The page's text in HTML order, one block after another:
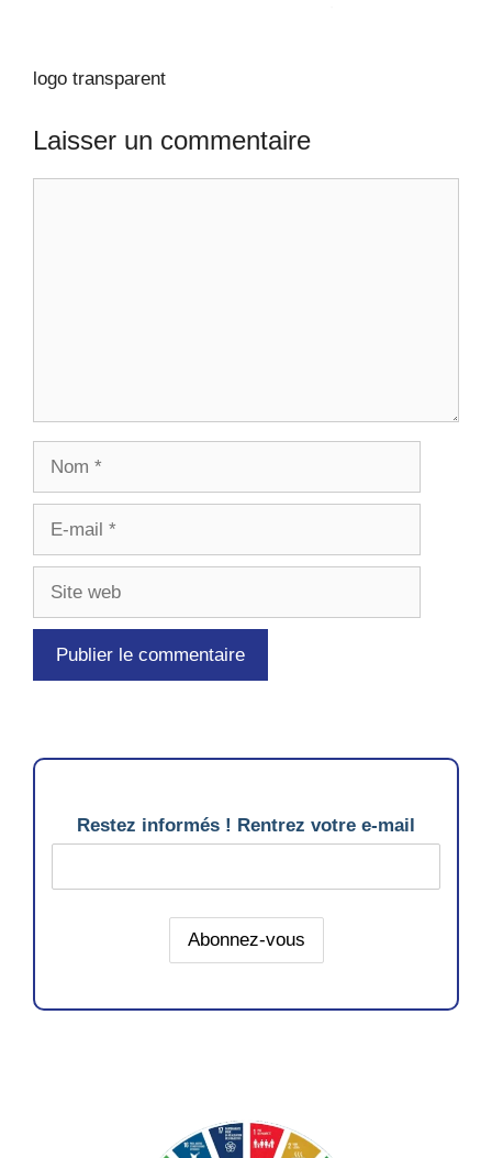
logo transparent
Laisser un commentaire
Restez informés ! Rentrez votre e-mail